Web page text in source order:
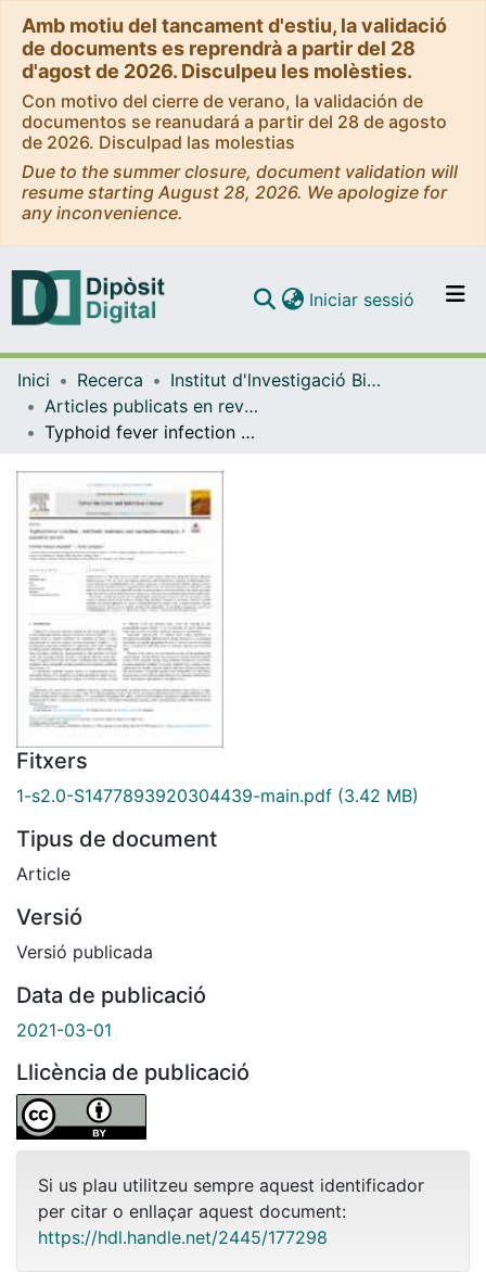
Amb motiu del tancament d'estiu, la validació
de documents es reprendrà a partir del 28
d'agost de 2026. Disculpeu les molèsties.
Con motivo del cierre de verano, la validación de
documentos se reanudará a partir del 28 de agosto
de 2026. Disculpad las molestias
Due to the summer closure, document validation will
resume starting August 28, 2026. We apologize for
any inconvenience.
Navega per tot el DD
Iniciar sessió (current)
Inici Recerca
Institut d'lnvestigació Biomèdica de Bellvitge (IDIBELL)
Articles publicats en revistes (Institut d'lnvestigació Biomèdica de Bellvitge (IDIBELL))
Typhoid fever infection – Antibiotic resistance and vaccination strategies: A narrative review
Fitxers
1-s2.0-S1477893920304439-main.pdf (3.42 MB)
Tipus de document
Article
Versió
Versió publicada
Data de publicació
2021-03-01
Llicència de publicació
Si us plau utilitzeu sempre aquest identificador
per citar o enllaçar aquest document:
https://hdl.handle.net/2445/177298